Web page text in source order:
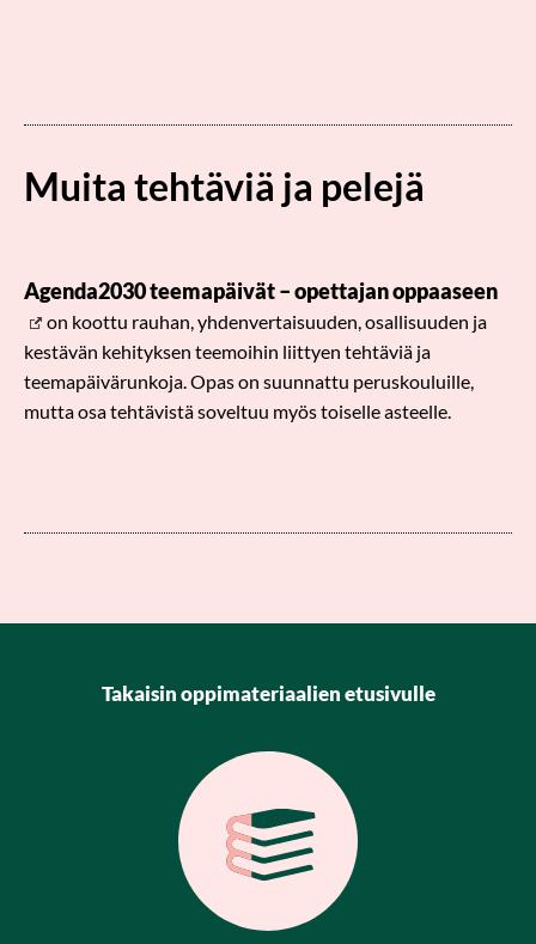
Muita tehtäviä ja pelejä
Agenda2030 teemapäivät – opettajan oppaaseen
on koottu rauhan, yhdenvertaisuuden, osallisuuden ja
kestävän kehityksen teemoihin liittyen tehtäviä ja
teemapäivärunkoja. Opas on suunnattu peruskouluille,
mutta osa tehtävistä soveltuu myös toiselle asteelle.
Takaisin oppimateriaalien etusivulle